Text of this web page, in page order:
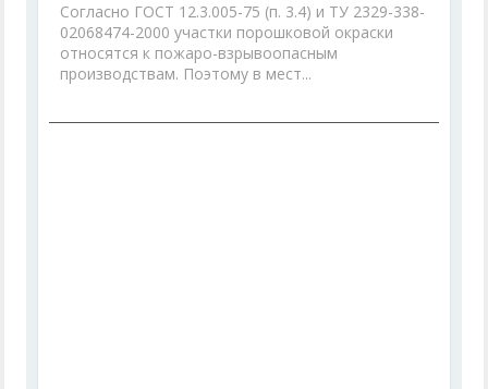
Согласно ГОСТ 12.3.005-75 (п. 3.4) и ТУ 2329-338-
02068474-2000 участки порошковой окраски
относятся к пожаро-взрывоопасным
производствам. Поэтому в мест...